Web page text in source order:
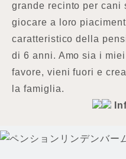
grande recinto per cani
giocare a loro
caratteristico della
di 6 anni. Amo sia i
favore, vieni fuori e
la famiglia.